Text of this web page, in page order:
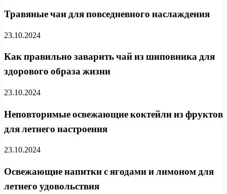
Травяные чаи для повседневного наслаждения
23.10.2024
Как правильно заварить чай из шиповника для
здорового образа жизни
23.10.2024
Неповторимые освежающие коктейли из фруктов
для летнего настроения
23.10.2024
Освежающие напитки с ягодами и лимоном для
летнего удовольствия